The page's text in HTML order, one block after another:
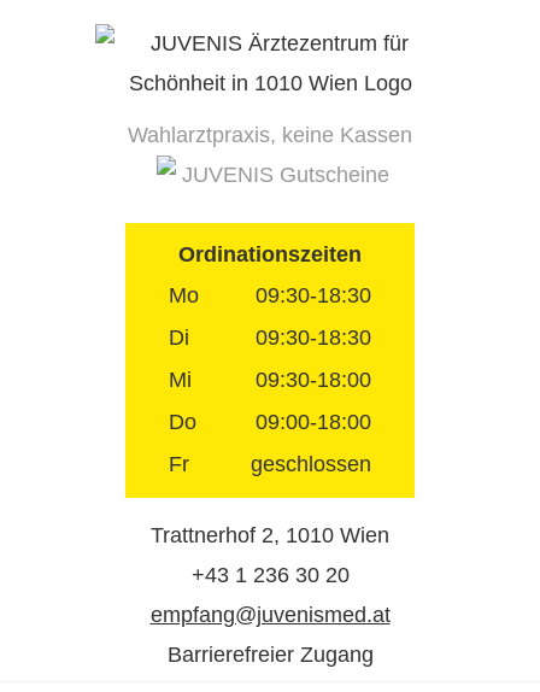
Ordinationszeiten
Mo
09:30-18:30
Di
09:30-18:30
Mi
09:30-18:00
Do
09:00-18:00
Fr
geschlossen
Trattnerhof 2, 1010 Wien
+43 1 236 30 20
empfang@juvenismed.at
Barrierefreier Zugang
Wahlarztpraxis, keine Kassen
JUVENIS Gutscheine